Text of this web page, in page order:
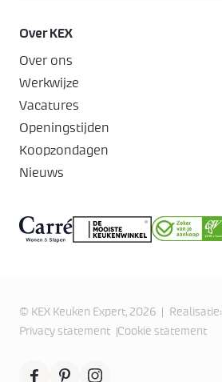
Over KEX
Over ons
Werkwijze
Vacatures
Openingstijden
Koopzondagen
Nieuws
© KEX Keuken Expert, 2026 Realisatie:
Privacy statement
Cookie statement